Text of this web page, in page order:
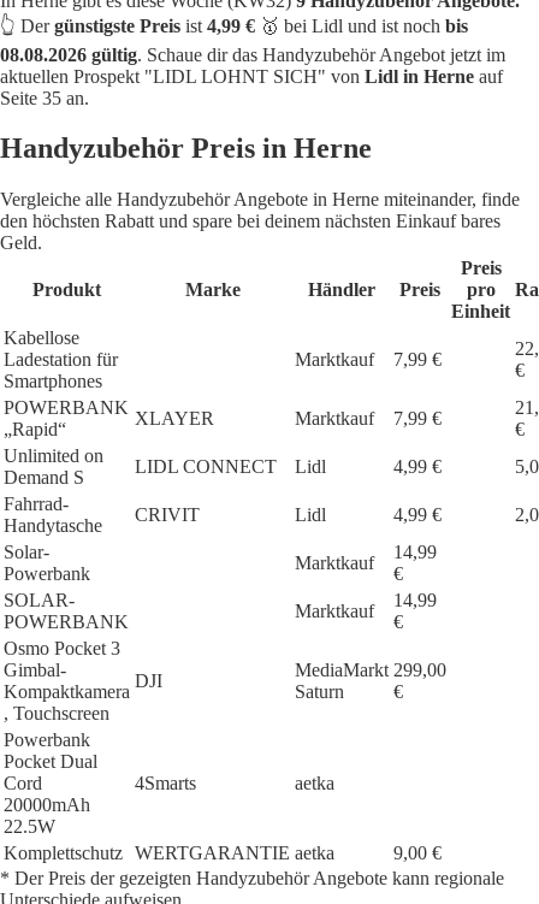
👆 Dergünstigste Preis ist 4,99 € 🥇 bei Lidl und ist noch bis
08.08.2026 gültig. Schaue dir das Handyzubehör Angebot jetzt im
aktuellen Prospekt "LIDL LOHNT SICH" von Lidl in Herne auf
Seite 35 an.
Handyzubehör Preis in Herne
Vergleiche alle Handyzubehör Angebote in Herne miteinander, finde
den höchsten Rabatt und spare bei deinem nächsten Einkauf bares
Geld.
Produkt Marke Händler Preis
Preis
pro
Einheit
Kabellose
Ladestation für
Smartphones
Marktkauf 7,99 €
€
POWERBANK
„Rapid“
XLAYER Marktkauf 7,99 €
€
Unlimited on
Demand S
LIDL CONNECT Lidl 4,99 €
Fahrrad-
Handytasche
CRIVIT Lidl 4,99 €
Solar-
Powerbank
Marktkauf
14,99
€
SOLAR-
POWERBANK
Marktkauf
14,99
€
Osmo Pocket 3
Gimbal-
Kompaktkamera
, Touchscreen
DJI
MediaMarkt
Saturn
299,00
€
Powerbank
Pocket Dual
Cord
20000mAh
22.5W
4Smarts aetka
Komplettschutz WERTGARANTIE aetka
9,00 €
* Der Preis der gezeigten Handyzubehör Angebote kann regionale